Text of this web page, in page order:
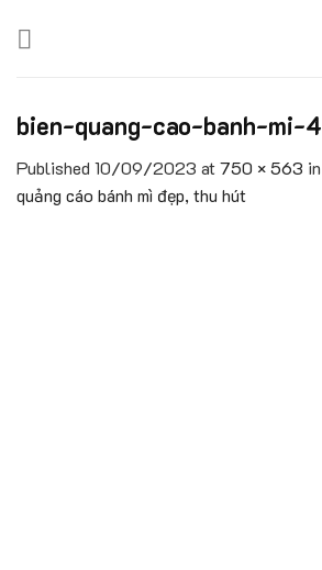
bien-quang-cao-banh-mi-4
Published 10/09/2023 at750 × 563 in
quảng cáo bánh mì đẹp, thu hút